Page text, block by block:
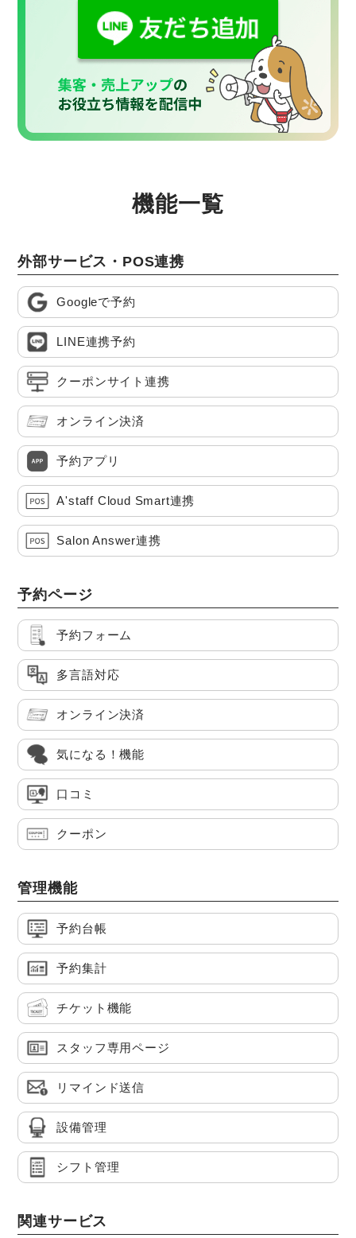
機能一覧
外部サービス・POS連携
Googleで予約
LINE連携予約
クーポンサイト連携
オンライン決済
予約アプリ
A'staff Cloud Smart連携
Salon Answer連携
予約ページ
予約フォーム
多言語対応
オンライン決済
気になる！機能
口コミ
クーポン
管理機能
予約台帳
予約集計
チケット機能
スタッフ専用ページ
リマインド送信
設備管理
シフト管理
関連サービス